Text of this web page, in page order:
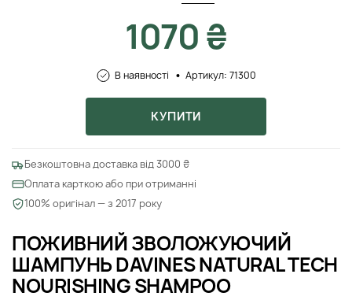
ПОЖИВНИЙ ЗВОЛОЖУЮЧИЙ
ШАМПУНЬ DAVINES NATURAL TECH
NOURISHING SHAMPOO
1070 ₴
В наявності Артикул: 71300
КУПИТИ
Безкоштовна доставка від 3000 ₴
Оплата карткою або при отриманні
100% оригінал — з 2017 року